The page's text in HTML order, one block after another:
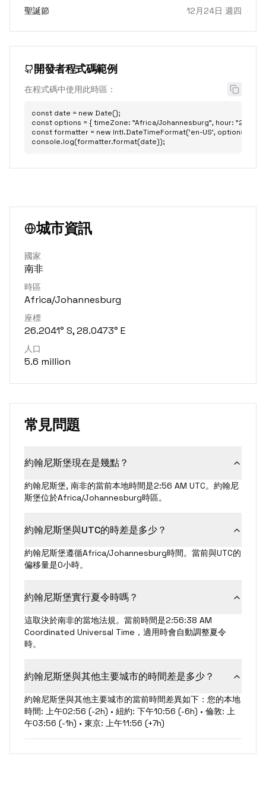
聖誕節
12月24日 週四
開發者程式碼範例
在程式碼中使用此時區：
const date = new Date();
const options = { timeZone: "Africa/Johannesburg", hour: "2-
const formatter = new Intl.DateTimeFormat('en-US', options);
console.log(formatter.format(date));
城市資訊
國家
南非
時區
Africa/Johannesburg
座標
26.2041° S, 28.0473° E
人口
5.6 million
常見問題
約翰尼斯堡現在是幾點？
約翰尼斯堡, 南非的當前本地時間是2:56 AM UTC。約翰尼
斯堡位於Africa/Johannesburg時區。
約翰尼斯堡與UTC的時差是多少？
約翰尼斯堡遵循Africa/Johannesburg時間。當前與UTC的
偏移量是0小時。
約翰尼斯堡實行夏令時嗎？
這取決於南非的當地法規。當前時間是2:56:38 AM
Coordinated Universal Time，適用時會自動調整夏令
時。
約翰尼斯堡與其他主要城市的時間差是多少？
約翰尼斯堡與其他主要城市的當前時間差異如下：您的本地
時間: 上午02:56 (-2h) • 紐約: 下午10:56 (-6h) • 倫敦: 上
午03:56 (-1h) • 東京: 上午11:56 (+7h)